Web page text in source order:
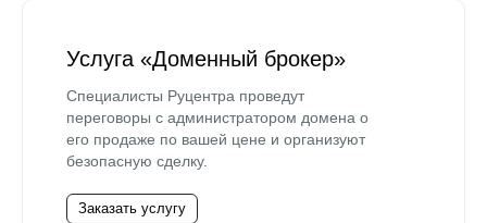
Услуга «Доменный брокер»
Специалисты Руцентра проведут
переговоры с администратором домена о
его продаже по вашей цене и организуют
безопасную сделку.
Заказать услугу